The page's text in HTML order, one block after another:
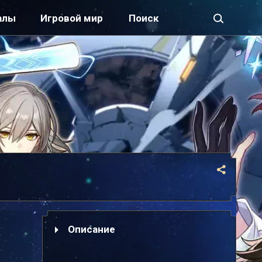
Игровой мир
Описание